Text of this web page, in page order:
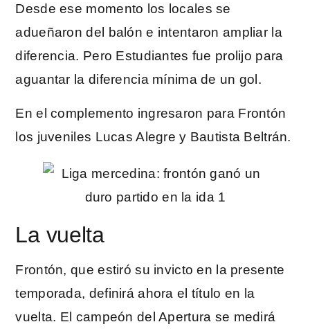
Desde ese momento los locales se
adueñaron del balón e intentaron ampliar la
diferencia. Pero Estudiantes fue prolijo para
aguantar la diferencia mínima de un gol.
En el complemento ingresaron para Frontón
los juveniles Lucas Alegre y Bautista Beltrán.
La vuelta
Frontón, que estiró su invicto en la presente
temporada, definirá ahora el título en la
vuelta. El campeón del Apertura se medirá